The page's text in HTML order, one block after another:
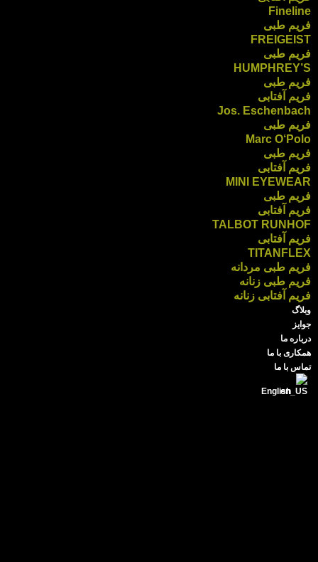
Fineline
فریم طبی
FREIGEIST
فریم طبی
HUMPHREY’S
فریم طبی
فریم آفتابی
Jos. Eschenbach
فریم طبی
Marc O‘Polo
فریم طبی
فریم آفتابی
MINI EYEWEAR
فریم طبی
فریم آفتابی
TALBOT RUNHOF
فریم آفتابی
TITANFLEX
فریم طبی مردانه
فریم طبی زنانه
فریم آفتابی زنانه
وبلاگ
جوایز
درباره ما
همکاری با ما
تماس با ما
English